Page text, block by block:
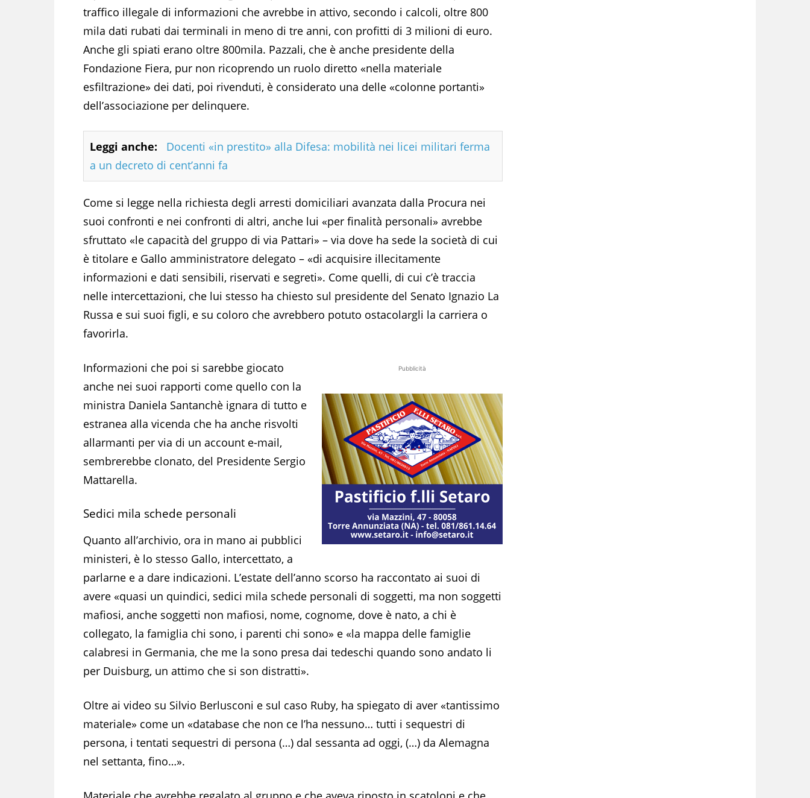
traffico illegale di informazioni che avrebbe in attivo, secondo i calcoli, oltre 800
mila dati rubati dai terminali in meno di tre anni, con profitti di 3 milioni di euro.
Anche gli spiati erano oltre 800mila. Pazzali, che è anche presidente della
Fondazione Fiera, pur non ricoprendo un ruolo diretto «nella materiale
esfiltrazione» dei dati, poi rivenduti, è considerato una delle «colonne portanti»
dell’associazione per delinquere.
Leggi anche:
Docenti «in prestito» alla Difesa: mobilità nei licei militari ferma
a un decreto di cent’anni fa
Come si legge nella richiesta degli arresti domiciliari avanzata dalla Procura nei
suoi confronti e nei confronti di altri, anche lui «per finalità personali» avrebbe
sfruttato «le capacità del gruppo di via Pattari» – via dove ha sede la società di cui
è titolare e Gallo amministratore delegato – «di acquisire illecitamente
informazioni e dati sensibili, riservati e segreti». Come quelli, di cui c’è traccia
nelle intercettazioni, che lui stesso ha chiesto sul presidente del Senato Ignazio La
Russa e sui suoi figli, e su coloro che avrebbero potuto ostacolargli la carriera o
favorirla.
Pubblicità
Informazioni che poi si sarebbe giocato
anche nei suoi rapporti come quello con la
ministra Daniela Santanchè ignara di tutto e
estranea alla vicenda che ha anche risvolti
allarmanti per via di un account e-mail,
sembrerebbe clonato, del Presidente Sergio
Mattarella.
Sedici mila schede personali
Quanto all’archivio, ora in mano ai pubblici
ministeri, è lo stesso Gallo, intercettato, a
parlarne e a dare indicazioni. L’estate dell’anno scorso ha raccontato ai suoi di
avere «quasi un quindici, sedici mila schede personali di soggetti, ma non soggetti
mafiosi, anche soggetti non mafiosi, nome, cognome, dove è nato, a chi è
collegato, la famiglia chi sono, i parenti chi sono» e «la mappa delle famiglie
calabresi in Germania, che me la sono presa dai tedeschi quando sono andato li
per Duisburg, un attimo che si son distratti».
Oltre ai video su Silvio Berlusconi e sul caso Ruby, ha spiegato di aver «tantissimo
materiale» come un «database che non ce l’ha nessuno… tutti i sequestri di
persona, i tentati sequestri di persona (…) dal sessanta ad oggi, (…) da Alemagna
nel settanta, fino…».